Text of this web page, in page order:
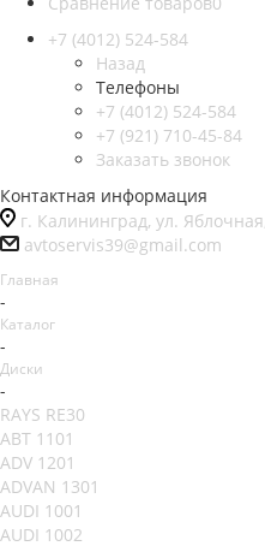
+7 (4012) 524-584
Назад
Телефоны
+7 (4012) 524-584
+7 (921) 710-45-84
Заказать звонок
Контактная информация
г. Калининград, ул.
avtoservis39@gmail.com
Главная
-
Каталог
-
Диски
-
RAYS RE30
ABT 1101
ADV 1201
ADVAN 1301
AUDI 1001
AUDI 1002